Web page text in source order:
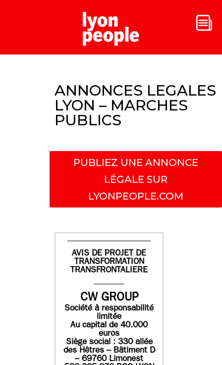
ANNONCES LEGALES
LYON – MARCHES
PUBLICS
PUBLIEZ UNE ANNONCE
LÉGALE SUR
LYONPEOPLE.COM
AVIS DE PROJET DE
TRANSFORMATION
TRANSFRONTALIERE
CW GROUP
Société à responsabilité
limitée
Au capital de 40.000
euros
Siège social : 330 allée
des Hêtres – Bâtiment D
– 69760 Limonest